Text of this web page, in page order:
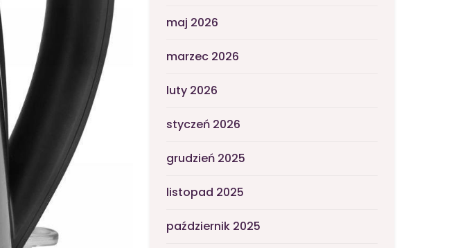
maj 2026
marzec 2026
luty 2026
styczeń 2026
grudzień 2025
listopad 2025
październik 2025